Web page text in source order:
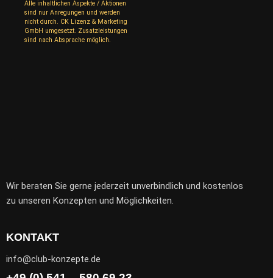
Alle inhaltlichen Aspekte / Aktionen
sind nur Anregungen und werden
nicht durch. CK Lizenz & Marketing
GmbH umgesetzt. Zusatzleistungen
sind nach Absprache möglich.
Wir beraten Sie gerne jederzeit unverbindlich und kostenlos
zu unseren Konzepten und Möglichkeiten.
KONTAKT
info@club-konzepte.de